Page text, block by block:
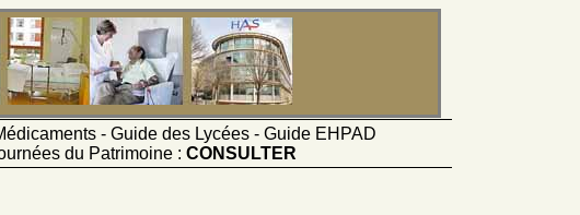
- Guide des Lycées - Guide EHPAD
du Patrimoine : CONSULTER